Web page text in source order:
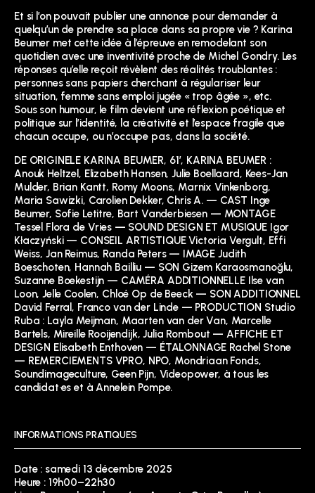
Et si l’on pouvait publier une annonce pour demander à
quelqu’un de prendre sa place dans sa propre vie ? Karina
Beumer met cette idée à l’épreuve en remodelant son
quotidien avec une inventivité proche de Michel Gondry. Les
réponses qu’elle reçoit révèlent des réalités troublantes :
personnes sans papiers cherchant à régulariser leur
situation, femme sans emploi jugée « trop âgée », etc.
Sous son humour, le film devient une réflexion poétique et
politique sur l’identité, la créativité et l’espace fragile que
chacun occupe, ou n’occupe pas, dans la société.
DE ORIGINELE KARINA BEUMER, 61’, KARINA BEUMER :
Anouk Heltzel, Elizabeth Hansen, Julie Boellaard, Kees-Jan
Mulder, Brian Kantt, Romy Moons, Marnix Vinkenborg,
Maria Sawizki, Carolien Dekker, Chris A. — CAST Inge
Beumer, Sofie Letitre, Bart Vanderbiesen — MONTAGE
Tessel Flora de Vries — SOUND DESIGN ET MUSIQUE Igor
Kłaczyński — CONSEIL ARTISTIQUE Victoria Vergult, Effi
Weiss, Jan Reimus, Randa Peters — IMAGE Judith
Boeschoten, Hannah Bailliu — SON Gizem Karaosmanoğlu,
Suzanne Boekestijn — CAMÉRA ADDITIONNELLE Ilse van
Loon, Jelle Coolen, Chloé Op de Beeck — SON ADDITIONNEL
David Ferral, Franco van der Linde — PRODUCTION Studio
Ruba : Layla Meijman, Maarten van der Van, Marcelle
Bartels, Mireille Rooijendijk, Julia Rombout — AFFICHE ET
DESIGN Elisabeth Enthoven — ÉTALONNAGE Rachel Stone
— REMERCIEMENTS VPRO, NPO, Mondriaan Fonds,
Soundimageculture, Geen Pijn, Videopower, à tous les
candidat·es et à Annelein Pompe.
INFORMATIONS PRATIQUES
Date : samedi 13 décembre 2025
Heure : 19h00–22h30